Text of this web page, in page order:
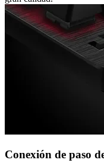
Conexión de paso